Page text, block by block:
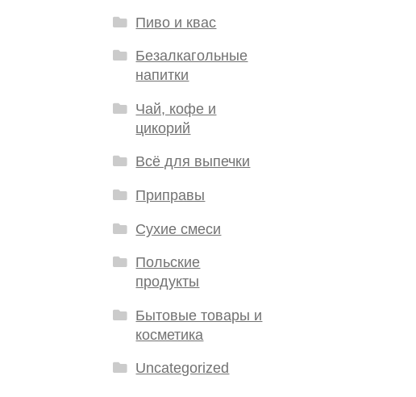
Пиво и квас
Безалкагольные
напитки
Чай, кофе и
цикорий
Всё для выпечки
Приправы
Сухие смеси
Польские
продукты
Бытовые товары и
косметика
Uncategorized